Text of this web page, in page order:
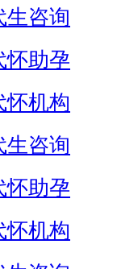
生咨询
怀助孕
怀机构
生咨询
怀助孕
怀机构